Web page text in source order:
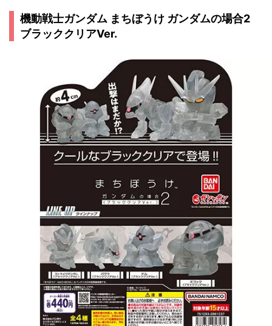
機動戦士ガンダム まちぼうけ ガンダムの場合2
ブラッククリアVer.